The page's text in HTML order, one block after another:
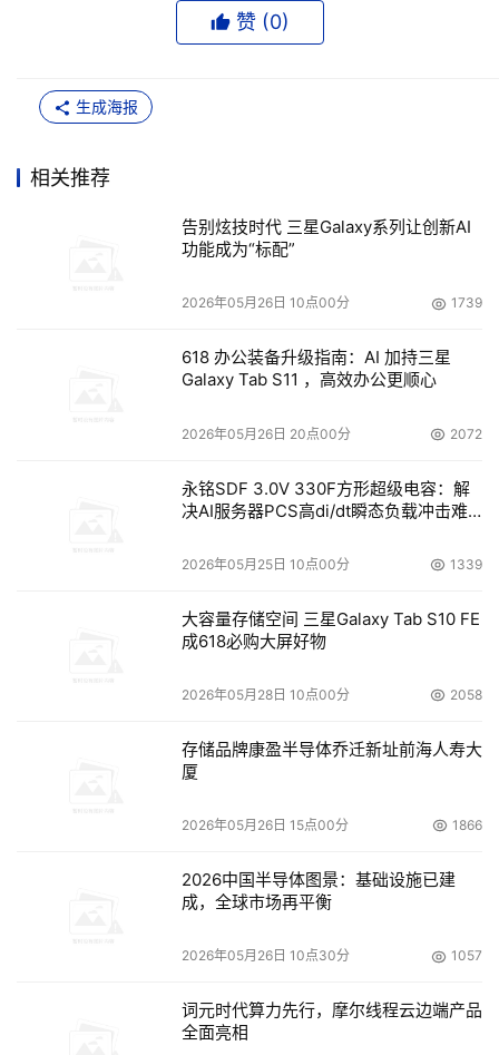
存储资源利用率、不断增大的存储管理人员的缺口、存储管
理策略缺乏战略性规划等问题时时困扰着企业。如果能够降
提高生产率，减少人员的补充，控制投资成本。
面对IT管理者的压力和存储需求方面不断增长的挑战，
件从存储开始，构建灵活、稳固、高效的IT架构，实现系统
高可用性和高性能，发挥数据中心各个层面的最大效能，最
终使企业的IT系统成为按需可用的基础设施。如今，这一计
IT架结构：以存储为基础
架构是否灵活、高效。在传统的IT架构中，存在许多影响系
统灵活、高效的因素：应用被捆绑在固定的平台上；应用从
需要进行系统调整时必须实施计划停机；每个应用环境都需
按最大设计负载来搭建……
如何搭建和管理这些设备。如果构筑一个高效、灵活的存储
Foundation构筑的存储平台可以从根本上解决这些问题，
中存储利用率、可用性和管理性的问题。
通过VERITAS的虚拟化存储基础架构技术，IT设施变成
了一个逻辑上的虚拟资源池，单一资源的逻辑视图彻底消除
业务系统的复杂性，前台应用更简洁、清晰，管理更灵活、
效用计算：由存储衍生开来
赞 (0)
生成海报
相关推荐
告别炫技时代 三星Galaxy系列让创新AI
功能成为“标配”
2026年05月26日 10点00分 1739
618 办公装备升级指南：AI 加持三星
Galaxy Tab S11 ，高效办公更顺心
2026年05月26日 20点00分 2072
永铭SDF 3.0V 330F方形超级电容：解
决AI服务器PCS高di/dt瞬态负载冲击难
2026年05月25日 10点00分 1339
大容量存储空间 三星Galaxy Tab S10 FE
成618必购大屏好物
2026年05月28日 10点00分 2058
存储品牌康盈半导体乔迁新址前海人寿大
厦
2026年05月26日 15点00分 1866
2026中国半导体图景：基础设施已建
成，全球市场再平衡
2026年05月26日 10点30分 1057
词元时代算力先行，摩尔线程云边端产品
全面亮相